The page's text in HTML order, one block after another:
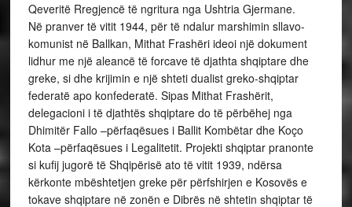
Qeveritë Rregjencë të ngritura nga Ushtria Gjermane.
Në pranver të vitit 1944, për të ndalur marshimin sllavo-
komunist në Ballkan, Mithat Frashëri ideoi një dokument
lidhur me një aleancë të forcave të djathta shqiptare dhe
greke, si dhe krijimin e një shteti dualist greko-shqiptar
federatë apo konfederatë. Sipas Mithat Frashërit,
delegacioni i të djathtës shqiptare do të përbëhej nga
Dhimitër Fallo –përfaqësues i Ballit Kombëtar dhe Koço
Kota –përfaqësues i Legalitetit. Projekti shqiptar pranonte
si kufij jugorë të Shqipërisë ato të vitit 1939, ndërsa
kërkonte mbështetjen greke për përfshirjen e Kosovës e
tokave shqiptare në zonën e Dibrës në shtetin shqiptar të